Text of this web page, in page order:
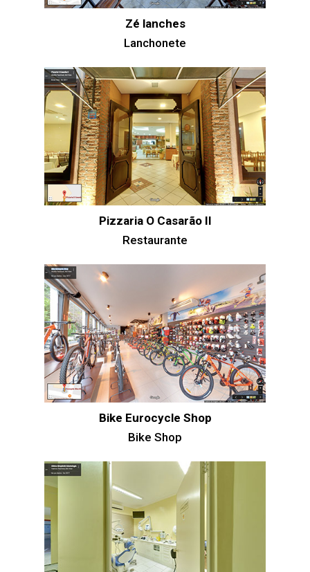
Zé lanches
Lanchonete
Pizzaria O Casarão II
Restaurante
Bike Eurocycle Shop
Bike Shop